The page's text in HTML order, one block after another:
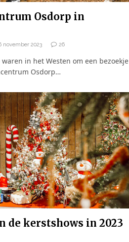
Osdorp in
november 2023 26
in het Westen om een bezoekje
Osdorp…
de kerstshows in 2023